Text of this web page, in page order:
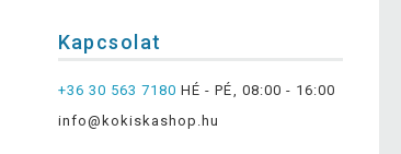
Kapcsolat
+36 30 563 7180 HÉ - PÉ, 08:00 - 16:00
info@kokiskashop.hu